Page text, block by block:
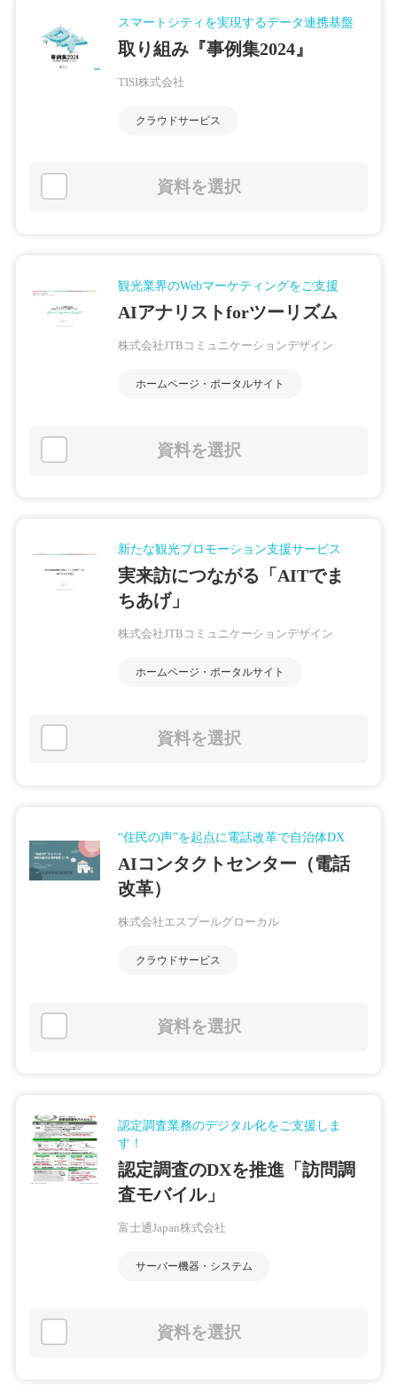
スマートシティを実現するデータ連携基盤
取り組み『事例集2024』
TISI株式会社
クラウドサービス
資料を選択
観光業界のWebマーケティングをご支援
AIアナリストforツーリズム
株式会社JTBコミュニケーションデザイン
ホームページ・ポータルサイト
資料を選択
新たな観光プロモーション支援サービス
実来訪につながる「AITでま
ちあげ」
株式会社JTBコミュニケーションデザイン
ホームページ・ポータルサイト
資料を選択
“住民の声”を起点に電話改革で自治体DX
AIコンタクトセンター（電話
改革）
株式会社エスプールグローカル
クラウドサービス
資料を選択
認定調査業務のデジタル化をご支援しま
す！
認定調査のDXを推進「訪問調
査モバイル」
富士通Japan株式会社
サーバー機器・システム
資料を選択